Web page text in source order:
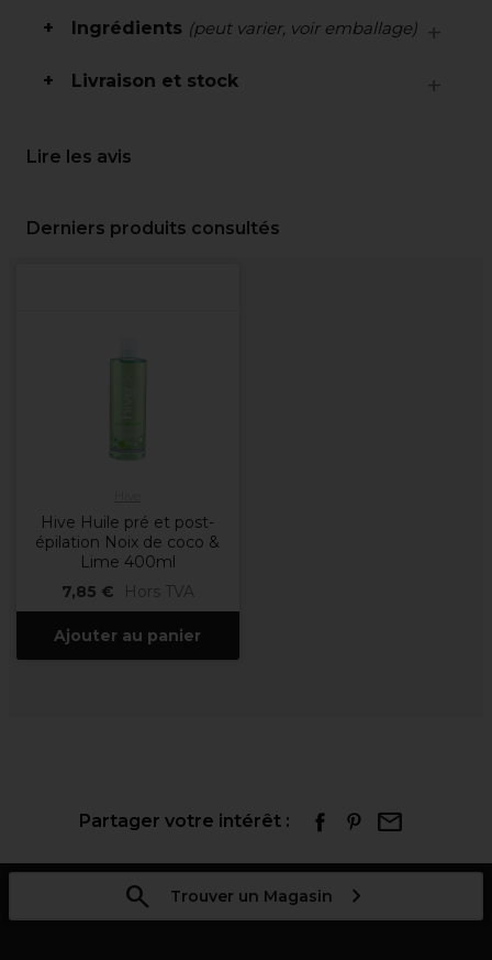
Ingrédients (peut varier, voir emballage)
Livraison et stock
Lire les avis
Derniers produits consultés
Hive Huile pré et post-
épilation Noix de coco &
Lime 400ml
7,85 €
Hors TVA
Ajouter au panier
Partager votre intérêt :
Trouver un Magasin